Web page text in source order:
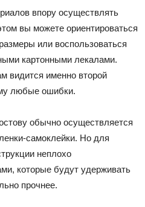
впору осуществлять
вы можете ориентироваться
или воспользоваться
картонными лекалами.
видится именно второй
любые ошибки.
обычно осуществляется
самоклейки. Но для
неплохо
которые будут удерживать
прочнее.